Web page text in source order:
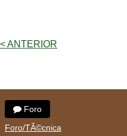
< ANTERIOR
Foro
Foro/TÃ©cnica